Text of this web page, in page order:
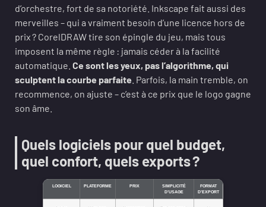
d’orchestre, fort de sa notoriété. Inkscape fait aussi des
merveilles – qui a vraiment besoin d’une licence hors de
prix ? CorelDRAW tire son épingle du jeu, mais tous
imposent la même règle : jamais céder à la facilité
automatique. Ce sont les yeux, pas l’algorithme, qui
sculptent la courbe parfaite . Parfois, la main tremble, on
recommence, on ajuste – c’est à ce prix que le logo gagne
son âme.
Quels logiciels pour quel budget,
quel confort, quels exports ?
LOGICIEL PLATEFORME PRIX
SIMPLICITÉ
D’USAGE
FORMAT
D’EXPORT